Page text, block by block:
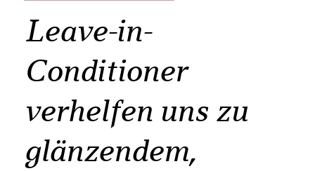
Leave-in-
Conditioner
verhelfen uns zu
glänzendem,